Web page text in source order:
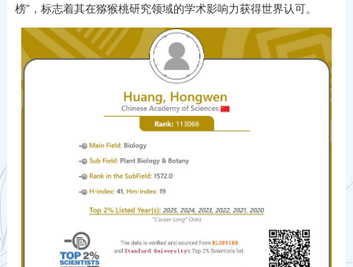
榜”，标志着其在猕猴桃研究领域的学术影响力获得世界认可。